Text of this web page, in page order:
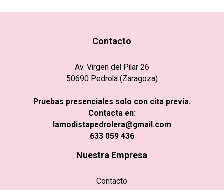
Contacto
Av. Virgen del Pilar 26
50690 Pedrola (Zaragoza)
Pruebas presenciales solo con cita previa.
Contacta en:
lamodistapedrolera@gmail.com
633 059 436
Nuestra Empresa
Contacto